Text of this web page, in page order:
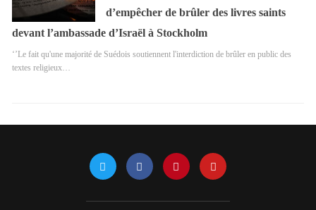
d’empêcher de brûler des livres saints
devant l’ambassade d’Israël à Stockholm
‘’Le fait qu'une majorité de Suédois soutiennent l'interdiction de brûler en public des
textes religieux…